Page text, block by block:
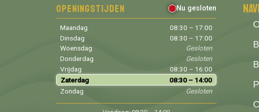
Openingstijden Nu gesloten
Maandag
08:30 – 17:00
Dinsdag
08:30 – 17:00
Woensdag
Gesloten
Donderdag
Gesloten
Vrijdag
08:30 – 16:00
Zaterdag
08:30 – 14:00
Zondag
Gesloten